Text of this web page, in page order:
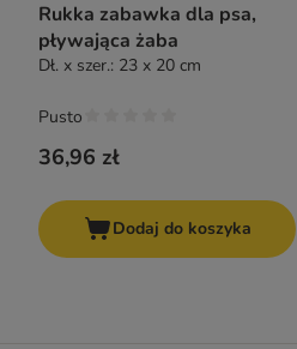
Rukka zabawka dla psa,
pływająca żaba
Dł. x szer.: 23 x 20 cm
36,96 zł
Pusto
Dodaj do koszyka